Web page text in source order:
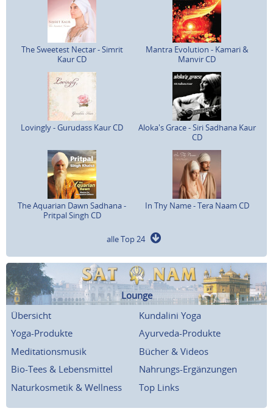
The Sweetest Nectar - Simrit
Kaur CD
Mantra Evolution - Kamari &
Manvir CD
Lovingly - Gurudass Kaur CD
Aloka's Grace - Siri Sadhana Kaur
CD
The Aquarian Dawn Sadhana -
Pritpal Singh CD
In Thy Name - Tera Naam CD
alle Top 24
Lounge
Übersicht
Kundalini Yoga
Yoga-Produkte
Ayurveda-Produkte
Meditationsmusik
Bücher & Videos
Bio-Tees & Lebensmittel
Nahrungs-Ergänzungen
Naturkosmetik & Wellness
Top Links